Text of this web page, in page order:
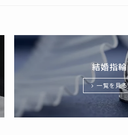
結婚指輪
一覧を見る